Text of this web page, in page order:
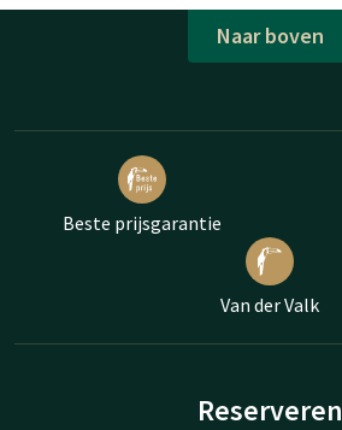
Naar boven
Beste prijsgarantie
Van der Valk
Reserveren